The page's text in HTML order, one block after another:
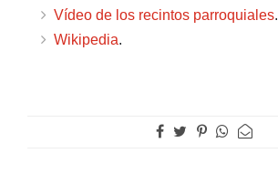
Vídeo de los recintos parroquiales.
Wikipedia.